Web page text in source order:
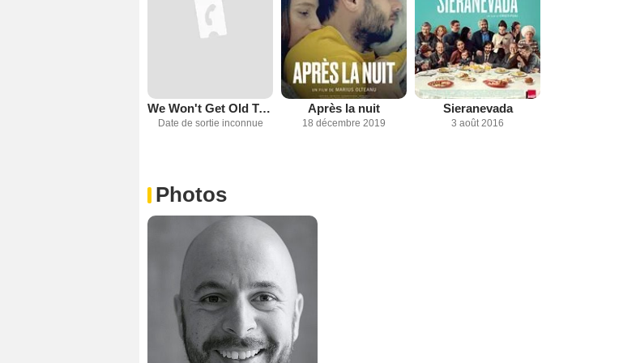
We Won't Get Old Together
Date de sortie inconnue
Après la nuit
18 décembre 2019
Sieranevada
3 août 2016
Photos